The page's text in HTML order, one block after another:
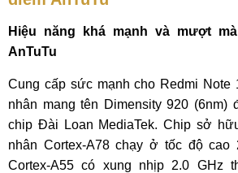
Hiệu năng khá mạnh và mượt
AnTuTu
Cung cấp sức mạnh cho Redmi
nhân mang tên Dimensity 920 (6nm)
chip Đài Loan MediaTek. Chip sở
nhân Cortex-A78 chạy ở tốc độ cao
Cortex-A55 có xung nhịp 2.0 GHz